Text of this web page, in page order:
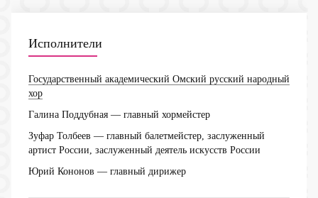
Исполнители
Государственный академический Омский русский народный
хор
Галина Поддубная — главный хормейстер
Зуфар Толбеев — главный балетмейстер, заслуженный
артист России, заслуженный деятель искусств России
Юрий Кононов — главный дирижер